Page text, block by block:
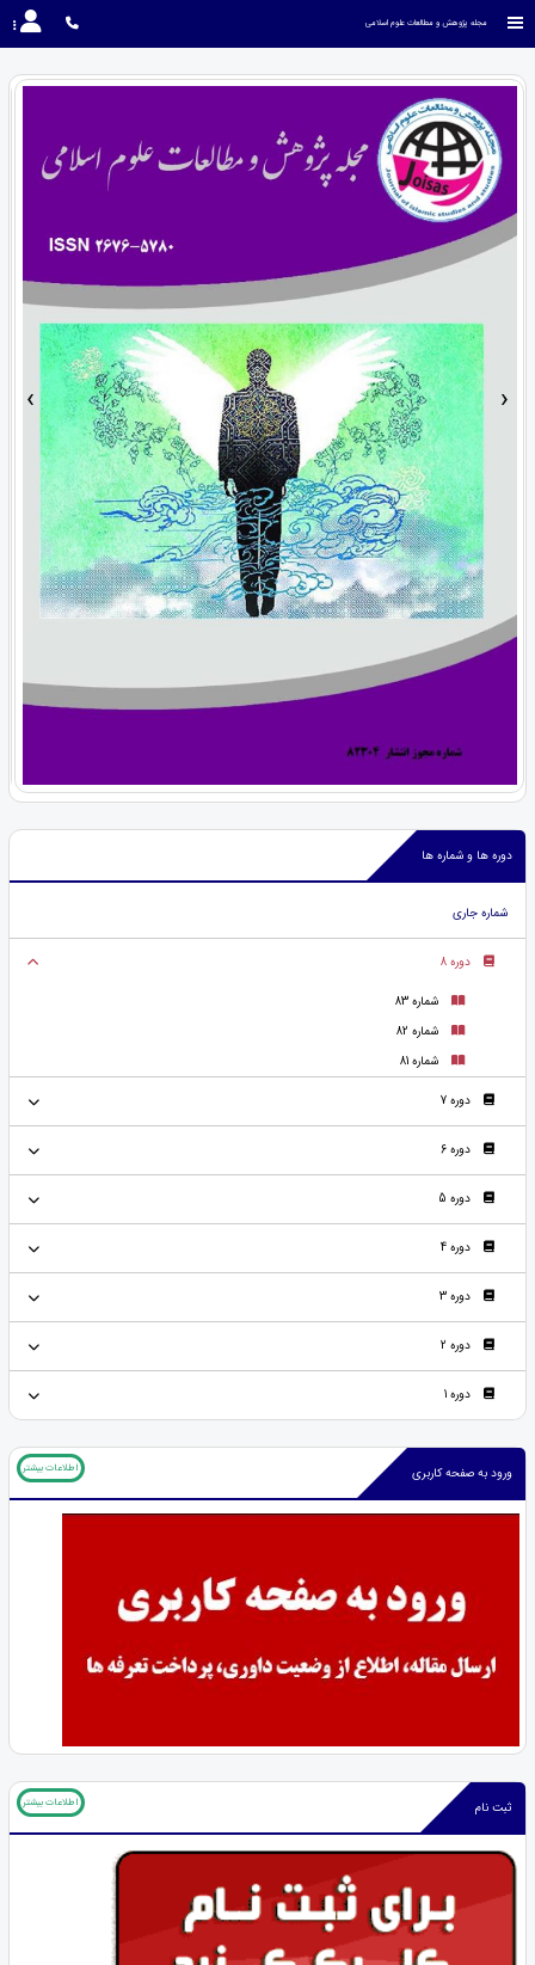
مجله پژوهش و مطالعات علوم اسلامی
› ‹
دوره ها و شماره ها
شماره جاری
دوره 8
شماره 83
شماره 82
شماره 81
دوره 7
دوره 6
دوره 5
دوره 4
دوره 3
دوره 2
دوره 1
ورود به صفحه کاربری اطلاعات بیشتر
ثبت نام اطلاعات بیشتر